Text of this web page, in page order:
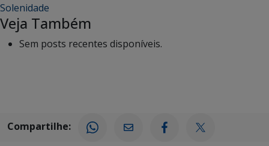
Solenidade
Veja Também
Sem posts recentes disponíveis.
Compartilhe: